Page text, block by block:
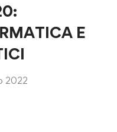
E
2022